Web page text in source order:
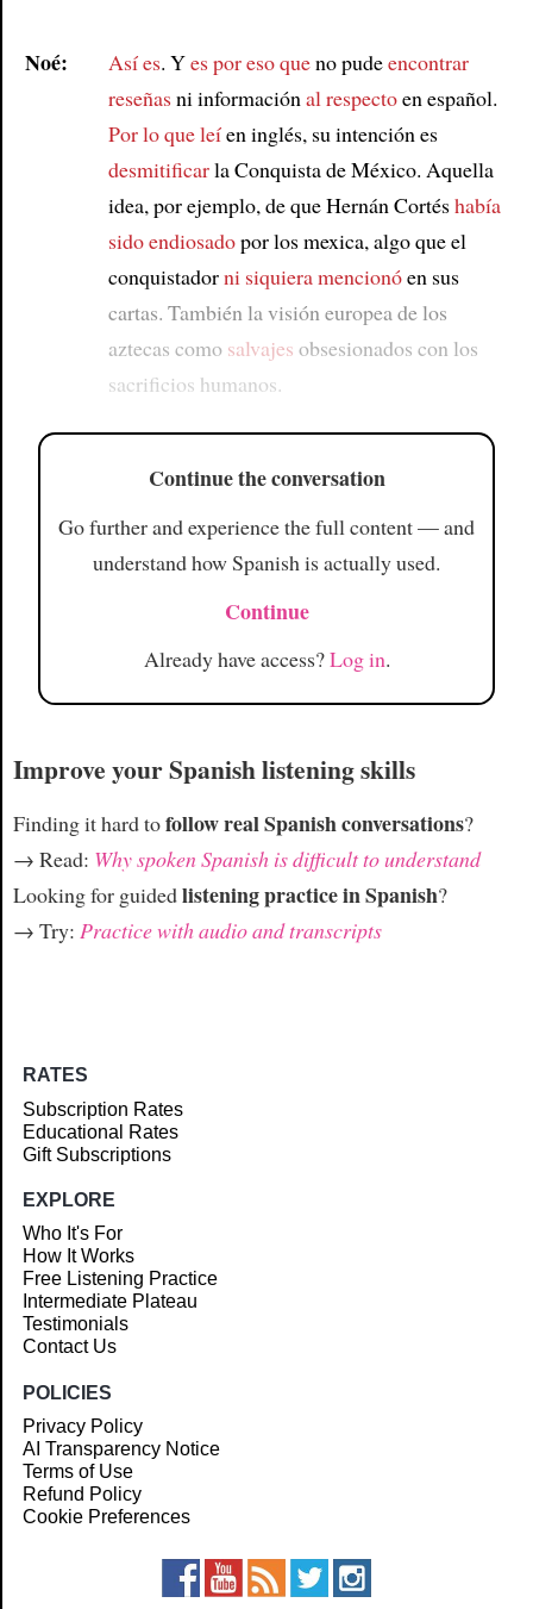
Noé: Así es. Yes por eso queno pudeencontrar
reseñasni información al respectoen español.
Por lo que leíen inglés, su intención es
desmitificarla Conquista de México. Aquella
idea, por ejemplo, de que Hernán Cortéshabía
sido endiosadopor los mexica, algo que el
conquistadorni siquiera mencionóen sus
cartas. También la visión europea de los
aztecas como salvajes obsesionados con los
sacrificios humanos.
Continue the conversation
Go further and experience the full content — and
understand how Spanish is actually used.
Continue
Already have access?Log in.
Improve your Spanish listening skills
Finding it hard tofollow real Spanish conversations?
→ Read: Why spoken Spanish is difficult to understand
Looking for guidedlistening practice in Spanish?
→ Try: Practice with audio and transcripts
RATES
Subscription Rates
Educational Rates
Gift Subscriptions
EXPLORE
Who It's For
How It Works
Free Listening Practice
Intermediate Plateau
Testimonials
Contact Us
POLICIES
Privacy Policy
AI Transparency Notice
Terms of Use
Refund Policy
Cookie Preferences